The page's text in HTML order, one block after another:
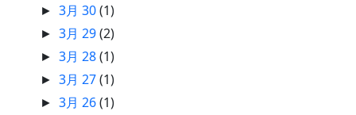
►3月 30(1)
►3月 29(2)
►3月 28(1)
►3月 27(1)
►3月 26(1)